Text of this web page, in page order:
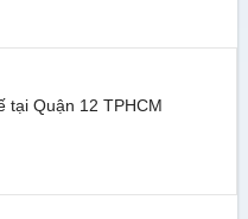
tại Quận 12 TPHCM